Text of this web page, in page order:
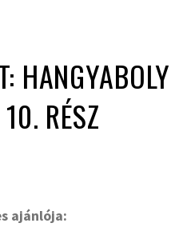
HANGYABOLY
RÉSZ
ajánlója: